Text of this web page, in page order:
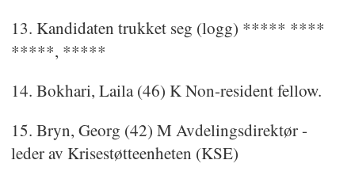
13. Kandidaten trukket seg (logg) ***** ****
*****, *****
14. Bokhari, Laila (46) K Non-resident fellow.
15. Bryn, Georg (42) M Avdelingsdirektør -
leder av Krisestøtteenheten (KSE)